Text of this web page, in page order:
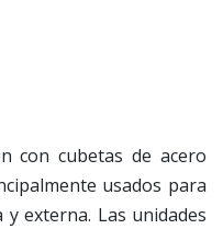
con cubetas de acero
usados para
externa. Las unidades